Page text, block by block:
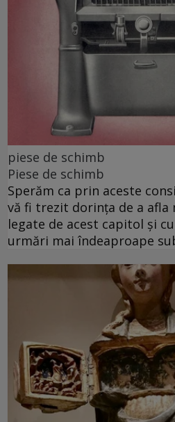
piese de schimb
Piese de schimb
Sperăm ca prin aceste
vă fi trezit dorința de a afla
legate de acest capitol și
urmări mai îndeaproape